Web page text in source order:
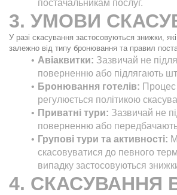
постачальникам послуг.
3. УМОВИ
У разі скасування застосовуються знижки,
залежно від типу бронювання та правил
Авіаквитки: Зазвичай не
поверненню або підлягають
Бронювання готелів: Процес
регулюється політикою
Приватні тури: Зазвичай не
поверненню або передбачають
Групові тури та активності:
скасовуватися до певного
випадку застосовуються
4. СКАСУВАННЯ